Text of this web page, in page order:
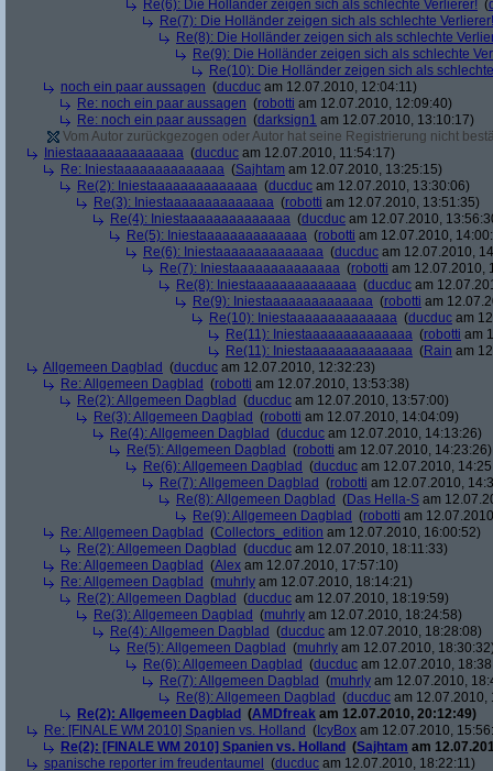
Re(6): Die Holländer zeigen sich als schlechte Verlierer! (
Re(7): Die Holländer zeigen sich als schlechte Verlierer!
Re(8): Die Holländer zeigen sich als schlechte
Re(9): Die Holländer zeigen sich als schlechte
Re(10): Die Holländer zeigen sich als
noch ein paar aussagen (ducduc am 12.07.2010, 12:04:11)
Re: noch ein paar aussagen (robotti am 12.07.2010, 12:09:40)
Re: noch ein paar aussagen (darksign1 am 12.07.2010, 13:10:17)
Vom Autor zurückgezogen oder Autor hat seine Registrierung nicht
Iniestaaaaaaaaaaaaaa (ducduc am 12.07.2010, 11:54:17)
Re: Iniestaaaaaaaaaaaaaa (Sajhtam am 12.07.2010, 13:25:15)
Re(2): Iniestaaaaaaaaaaaaaa (ducduc am 12.07.2010, 13:30:06)
Re(3): Iniestaaaaaaaaaaaaaa (robotti am 12.07.2010, 13:51:35)
Re(4): Iniestaaaaaaaaaaaaaa (ducduc am 12.07.2010,
Re(5): Iniestaaaaaaaaaaaaaa (robotti am 12.07.2010,
Re(6): Iniestaaaaaaaaaaaaaa (ducduc am 12.07.2010,
Re(7): Iniestaaaaaaaaaaaaaa (robotti am 12.07.2010,
Re(8): Iniestaaaaaaaaaaaaaa (ducduc am
Re(9): Iniestaaaaaaaaaaaaaa (robotti am
Re(10): Iniestaaaaaaaaaaaaaa (ducduc am
Re(11): Iniestaaaaaaaaaaaaaa (robotti am
Re(11): Iniestaaaaaaaaaaaaaa (Rain am
Allgemeen Dagblad (ducduc am 12.07.2010, 12:32:23)
Re: Allgemeen Dagblad (robotti am 12.07.2010, 13:53:38)
Re(2): Allgemeen Dagblad (ducduc am 12.07.2010, 13:57:00)
Re(3): Allgemeen Dagblad (robotti am 12.07.2010, 14:04:09)
Re(4): Allgemeen Dagblad (ducduc am 12.07.2010, 14:13:26)
Re(5): Allgemeen Dagblad (robotti am 12.07.2010, 14:23:26)
Re(6): Allgemeen Dagblad (ducduc am 12.07.2010,
Re(7): Allgemeen Dagblad (robotti am 12.07.2010,
Re(8): Allgemeen Dagblad (Das Hella-S am
Re(9): Allgemeen Dagblad (robotti am
Re: Allgemeen Dagblad (Collectors_edition am 12.07.2010, 16:00:52)
Re(2): Allgemeen Dagblad (ducduc am 12.07.2010, 18:11:33)
Re: Allgemeen Dagblad (Alex am 12.07.2010, 17:57:10)
Re: Allgemeen Dagblad (muhrly am 12.07.2010, 18:14:21)
Re(2): Allgemeen Dagblad (ducduc am 12.07.2010, 18:19:59)
Re(3): Allgemeen Dagblad (muhrly am 12.07.2010, 18:24:58)
Re(4): Allgemeen Dagblad (ducduc am 12.07.2010, 18:28:08)
Re(5): Allgemeen Dagblad (muhrly am 12.07.2010,
Re(6): Allgemeen Dagblad (ducduc am 12.07.2010,
Re(7): Allgemeen Dagblad (muhrly am 12.07.2010,
Re(8): Allgemeen Dagblad (ducduc am 12.07.2010,
Re(2): Allgemeen Dagblad (AMDfreak am 12.07.2010, 20:12:49)
Re: [FINALE WM 2010] Spanien vs. Holland ( IcyBox am 12.07.2010,
Re(2): [FINALE WM 2010] Spanien vs. Holland (Sajhtam am
spanische reporter im freudentaumel
(ducduc am 12.07.2010, 18:22:11)